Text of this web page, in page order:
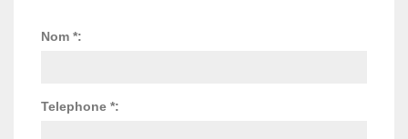
Nom *:
Telephone *: